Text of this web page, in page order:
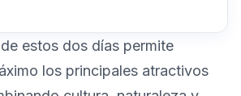
estos dos días permite
los principales atractivos